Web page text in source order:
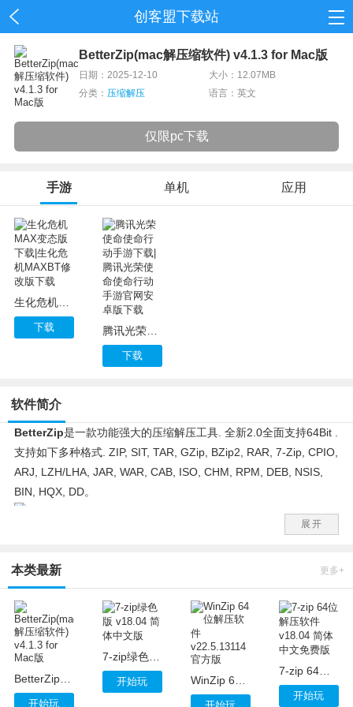
创客盟下载站
首页
单机
应用
资讯
BetterZip(mac解压缩软件) v4.1.3 for Mac版
日期：2025-12-10
大小：12.07MB
分类： 压缩解压 语言：英文
仅限pc下载
手游 单机 应用
生化危机MAX变态版下载|生化危机MAXBT修改版下载
下载 腾讯光荣使命使命行动手游下载|腾讯光荣使命使命行动手游官网安卓版下载
下载
软件简介
BetterZip是一款功能强大的压缩解压工具. 全新2.0全面支持64Bit .
支持如下多种格式. ZIP, SIT, TAR, GZip, BZip2, RAR, 7-Zip, CPIO,
ARJ, LZH/LHA, JAR, WAR, CAB, ISO, CHM, RPM, DEB, NSIS,
BIN, HQX, DD。
2.Bug修复
3.在OS X 10.9 Mavericks恢复TAR兼容性。
4.现在完全支持压缩和解压文件扩展的文件属性( xattrs ) 。
5.对存储空密码的
密码管理器 中添加了保障。
6.CPGZ档案馆再次正确处理。
7.在某些情况下，在主菜单中，不会显示正确的语言(或仅部分) 。
8.从旧版本升级后，防止一个非常罕见的崩溃。
展开
本类最新 更多+
BetterZip(mac解压缩软件) v4.1.3 for Mac版
开始玩
7-zip绿色版 v18.04 简体中文版
开始玩
7-zip 64位解压软件 v18.04 简体中文免费版
开始玩